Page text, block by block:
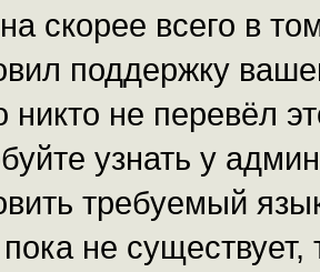
скорее всего в
поддержку
никто не перевёл
узнать у
требуемый
не